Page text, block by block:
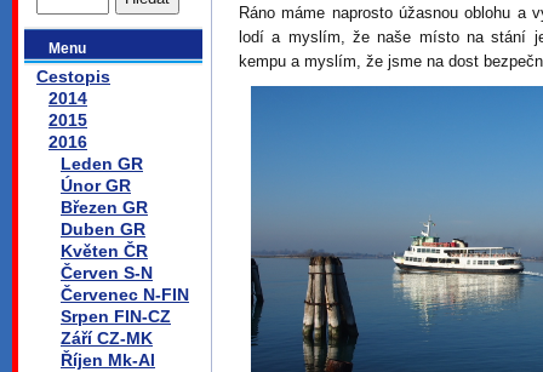
Menu
Cestopis
2014
2015
2016
Leden GR
Únor GR
Březen GR
Duben GR
Květen ČR
Červen S-N
Červenec N-FIN
Srpen FIN-CZ
Září CZ-MK
Říjen Mk-Al
Ráno máme naprosto úžasnou oblohu a
lodí a myslím, že naše místo na stání
kempu a myslím, že jsme na dost